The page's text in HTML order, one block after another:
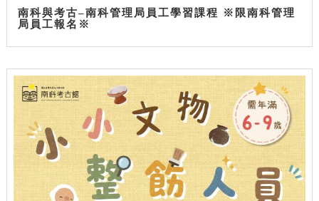
南科與考古–南科管理局員工學習課程 ※限南科管理
局員工報名※